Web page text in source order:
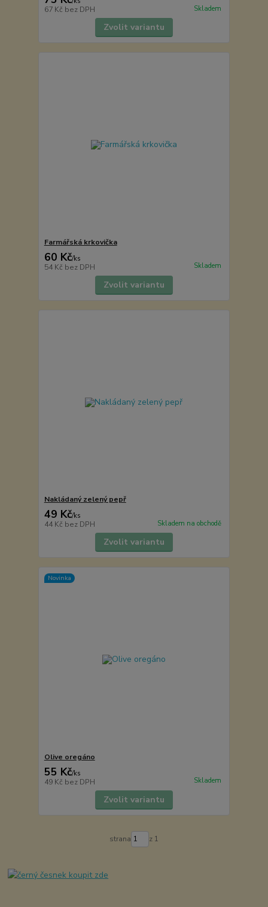
67 Kč bez DPH Skladem
Zvolit variantu
Farmářská krkovička
60 Kč/ks
54 Kč bez DPH Skladem
Zvolit variantu
Nakládaný zelený pepř
49 Kč/ks
44 Kč bez DPH Skladem na obchodě
Zvolit variantu
Novinka
Olive oregáno
55 Kč/ks
49 Kč bez DPH Skladem
Zvolit variantu
strana z 1